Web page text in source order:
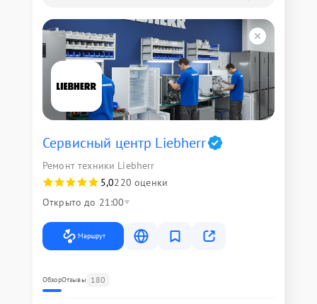
Сервисный центр Liebherr
Ремонт техники Liebherr
5,0220 оценки
Открыто до 21:00
Маршрут
ОбзорОтзывы 180